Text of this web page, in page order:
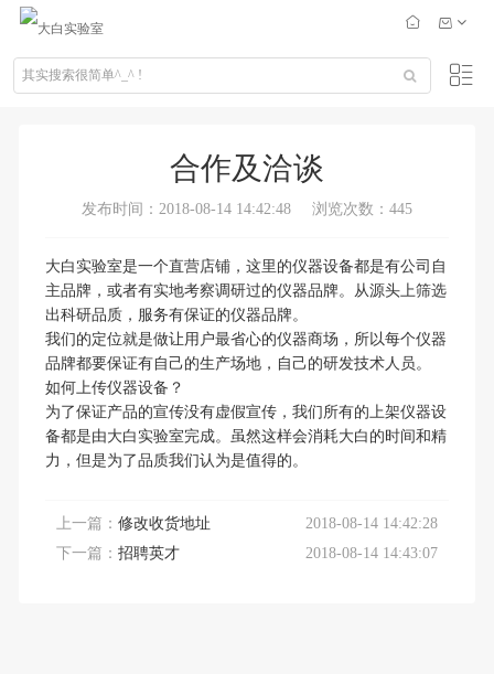
合作及洽谈
发布时间：2018-08-14 14:42:48 浏览次数：445
大白实验室是一个直营店铺，这里的仪器设备都是有公司自
主品牌，或者有实地考察调研过的仪器品牌。从源头上筛选
出科研品质，服务有保证的仪器品牌。
我们的定位就是做让用户最省心的仪器商场，所以每个仪器
品牌都要保证有自己的生产场地，自己的研发技术人员。
如何上传仪器设备？
为了保证产品的宣传没有虚假宣传，我们所有的上架仪器设
备都是由大白实验室完成。虽然这样会消耗大白的时间和精
力，但是为了品质我们认为是值得的。
上一篇： 修改收货地址
2018-08-14 14:42:28
下一篇： 招聘英才 2018-08-14 14:43:07